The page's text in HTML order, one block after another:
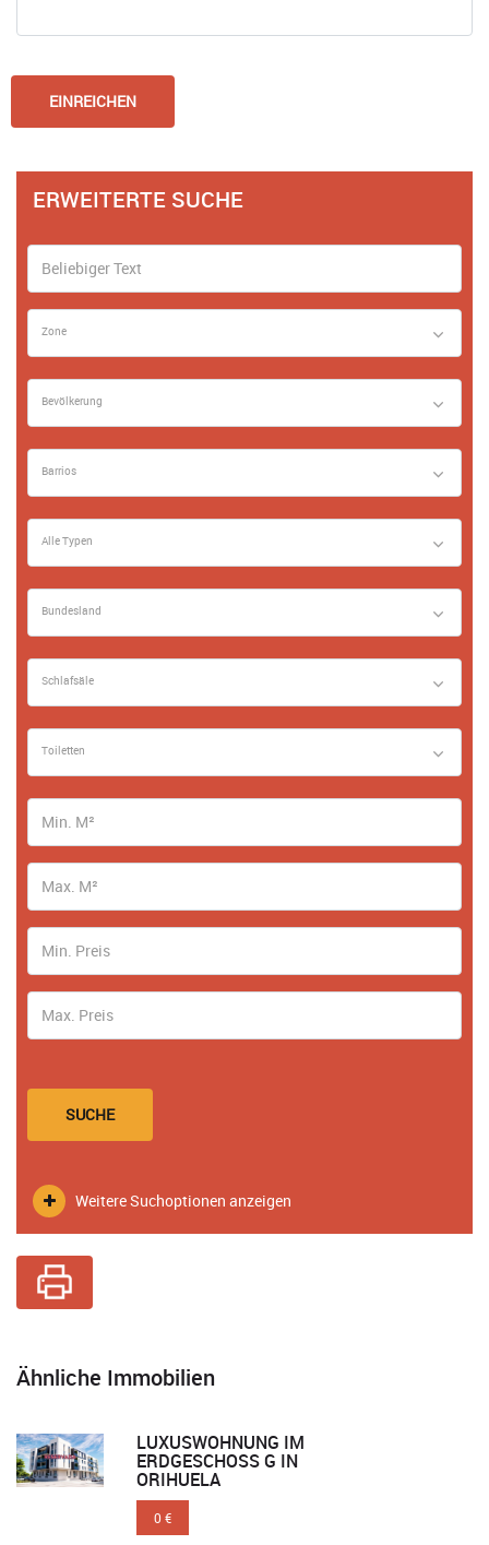
ERWEITERTE SUCHE
Zone
Bevölkerung
Barrios
Alle Typen
Bundesland
Schlafsäle
Toiletten
SUCHE
Weitere Suchoptionen anzeigen
Ähnliche Immobilien
LUXUSWOHNUNG IM
ERDGESCHOSS G IN
ORIHUELA
0 €